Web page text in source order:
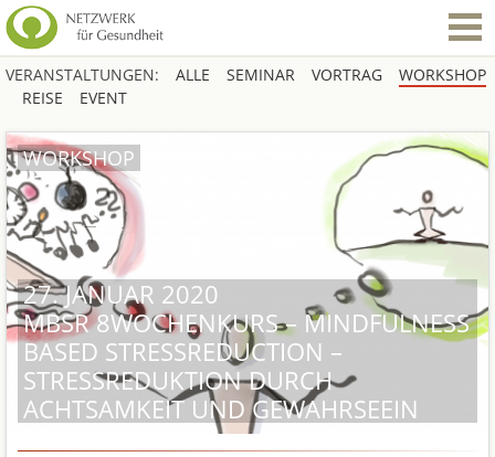
VERANSTALTUNGEN: ALLE SEMINAR VORTRAG
WORKSHOP
REISE
EVENT
27. JANUAR 2020
MBSR 8WOCHENKURS – MINDFULNESS
BASED STRESSREDUCTION –
STRESSREDUKTION DURCH
ACHTSAMKEIT UND GEWAHRSEEIN
WORKSHOP